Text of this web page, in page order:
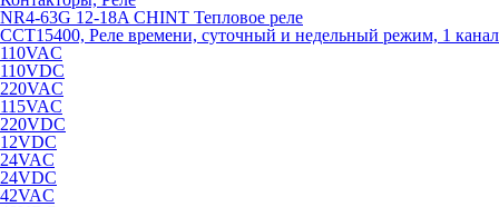
NR4-63G 12-18A CHINT Тепловое реле
CCT15400, Реле времени, суточный и недельный режим, 1 канал
110VAC
110VDC
220VAC
115VAC
220VDC
12VDC
24VAC
24VDC
42VAC